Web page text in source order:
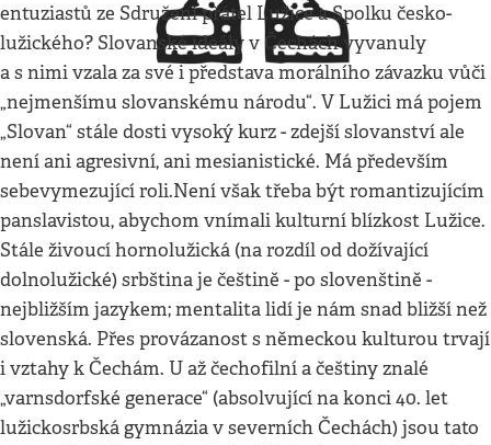
entuziastů ze Sdružení přátel Lužice a Spolku česko-
lužického? Slovanské ideály v Čechách vyvanuly
a s nimi vzala za své i představa morálního závazku vůči
„nejmenšímu slovanskému národu“. V Lužici má pojem
„Slovan“ stále dosti vysoký kurz - zdejší slovanství ale
není ani agresivní, ani mesianistické. Má především
sebevymezující roli.Není však třeba být romantizujícím
panslavistou, abychom vnímali kulturní blízkost Lužice.
Stále živoucí hornolužická (na rozdíl od dožívající
dolnolužické) srbština je češtině - po slovenštině -
nejbližším jazykem; mentalita lidí je nám snad bližší než
slovenská. Přes provázanost s německou kulturou trvají
i vztahy k Čechám. U až čechofilní a češtiny znalé
„varnsdorfské generace“ (absolvující na konci 40. let
lužickosrbská gymnázia v severních Čechách) jsou tato